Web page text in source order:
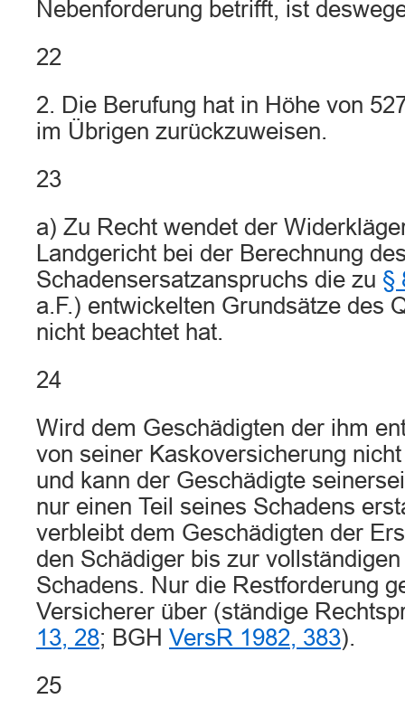
Nebenforderung betrifft, ist
22
2. Die Berufung hat in Höhe von
im Übrigen zurückzuweisen.
23
a) Zu Recht wendet der
Landgericht bei der Berechnung
Schadensersatzanspruchs die zu §
a.F.) entwickelten Grundsätze des
nicht beachtet hat.
24
Wird dem Geschädigten der ihm
von seiner Kaskoversicherung
und kann der Geschädigte
nur einen Teil seines Schadens
verbleibt dem Geschädigten der
den Schädiger bis zur
Schadens. Nur die Restforderung
Versicherer über (ständige
13, 28; BGH VersR 1982, 383).
25